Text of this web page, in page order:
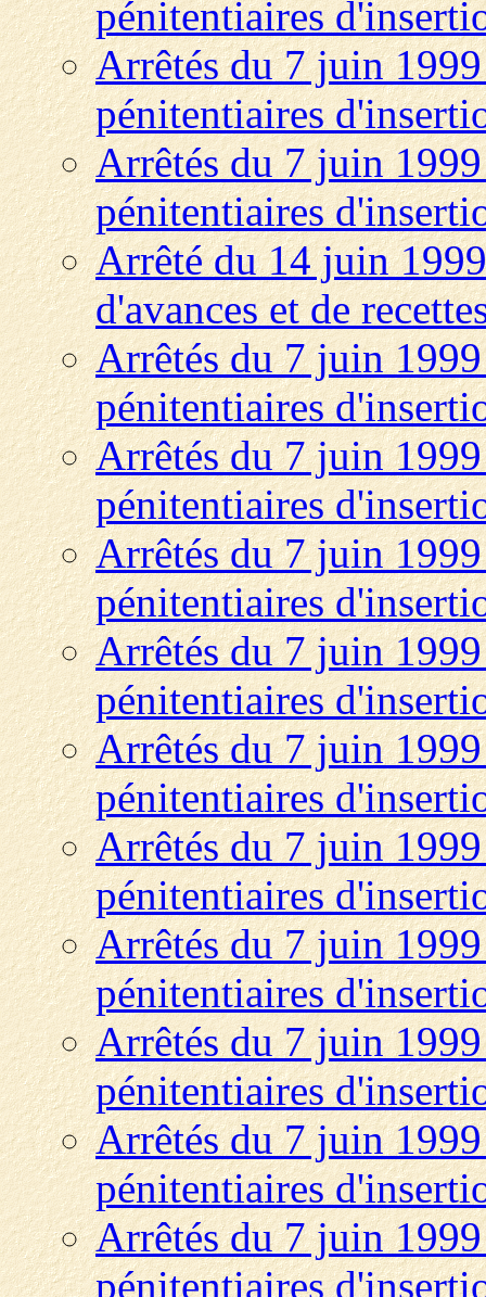
pénitentiaires
Arrêtés du 7 juin
pénitentiaires
Arrêtés du 7 juin
pénitentiaires
Arrêté du 14 juin
d'avances et de
Arrêtés du 7 juin
pénitentiaires
Arrêtés du 7 juin
pénitentiaires
Arrêtés du 7 juin
pénitentiaires
Arrêtés du 7 juin
pénitentiaires
Arrêtés du 7 juin
pénitentiaires
Arrêtés du 7 juin
pénitentiaires
Arrêtés du 7 juin
pénitentiaires
Arrêtés du 7 juin
pénitentiaires
Arrêtés du 7 juin
pénitentiaires
Arrêtés du 7 juin
pénitentiaires